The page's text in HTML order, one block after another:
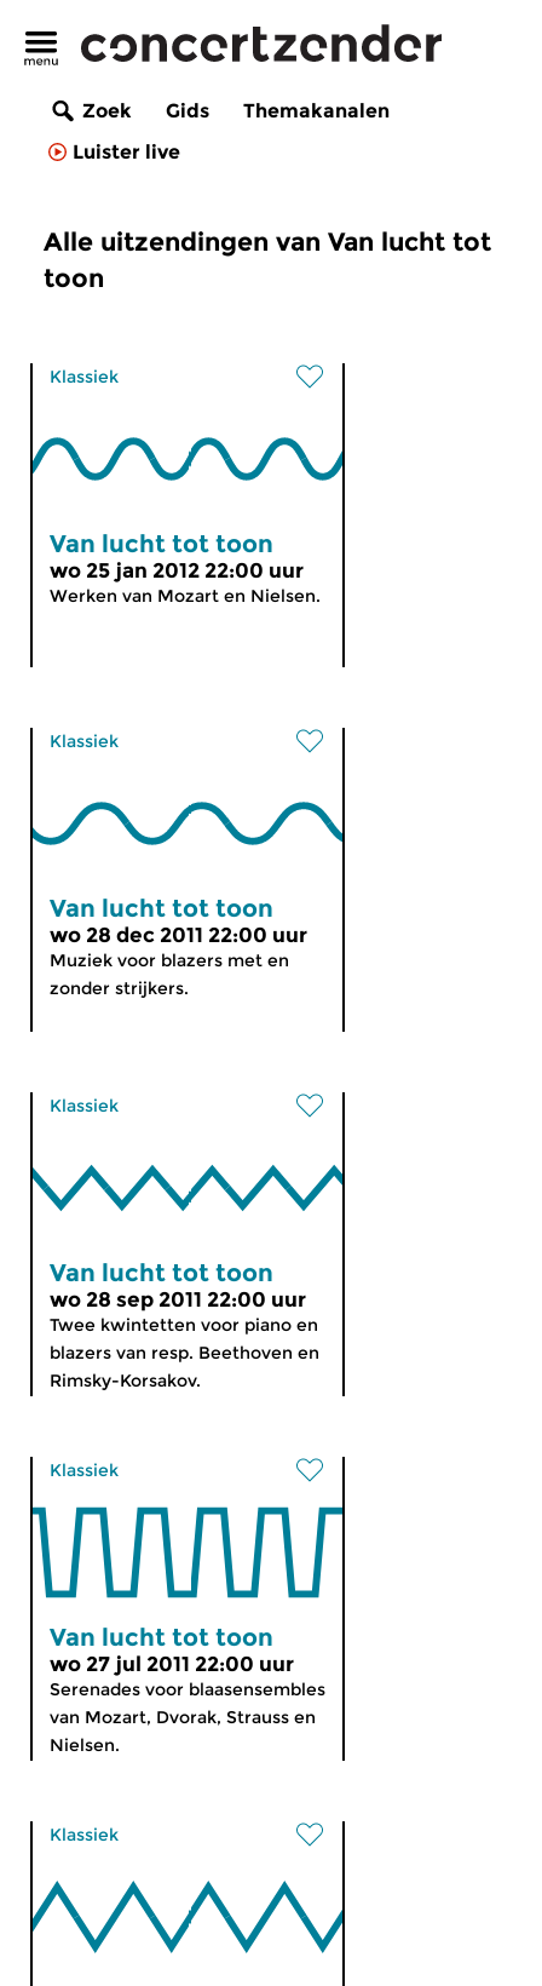
Zoek Gids
Themakanalen
Luister live
Alle uitzendingen van Van lucht tot
toon
Klassiek
Van lucht tot toon
wo 25 jan 2012 22:00 uur
Werken van Mozart en Nielsen.
Klassiek
Van lucht tot toon
wo 28 dec 2011 22:00 uur
Muziek voor blazers met en
zonder strijkers.
Klassiek
Van lucht tot toon
wo 28 sep 2011 22:00 uur
Twee kwintetten voor piano en
blazers van resp. Beethoven en
Rimsky-Korsakov.
Klassiek
Van lucht tot toon
wo 27 jul 2011 22:00 uur
Serenades voor blaasensembles
van Mozart, Dvorak, Strauss en
Nielsen.
Klassiek